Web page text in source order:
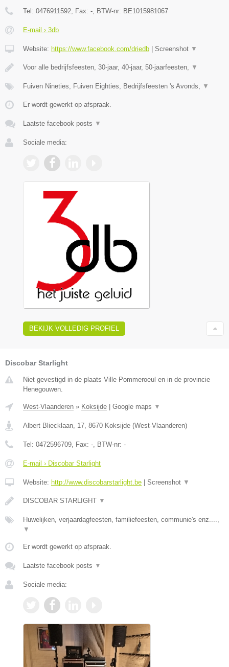
Tel: 0476911592 , Fax: - , BTW-nr: BE1015981067
E-mail › 3db
Website: https://www.facebook.com/driedb Screenshot ▼
Voor alle bedrijfsfeesten, 30-jaar, 40-jaar, 50-jaarfeesten, ▼
Fuiven Nineties, Fuiven Eighties, Bedrijfsfeesten 's Avonds, ▼
Er wordt gewerkt op afspraak.
Laatste facebook posts ▼
Sociale media:
BEKIJK VOLLEDIG PROFIEL
Discobar Starlight
Niet gevestigd in de plaats Ville Pommeroeul en in de provincie
Henegouwen.
West-Vlaanderen » Koksijde Google maps ▼
Albert Bliecklaan, 17 8670 Koksijde (West-Vlaanderen)
Tel: 0472596709 , Fax: - , BTW-nr: -
E-mail › Discobar Starlight
Website: http://www.discobarstarlight.be Screenshot ▼
DISCOBAR STARLIGHT ▼
Huwelijken, verjaardagfeesten, familiefeesten, communie's enz....,
▼
Er wordt gewerkt op afspraak.
Laatste facebook posts ▼
Sociale media: